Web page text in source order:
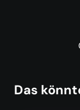
Das